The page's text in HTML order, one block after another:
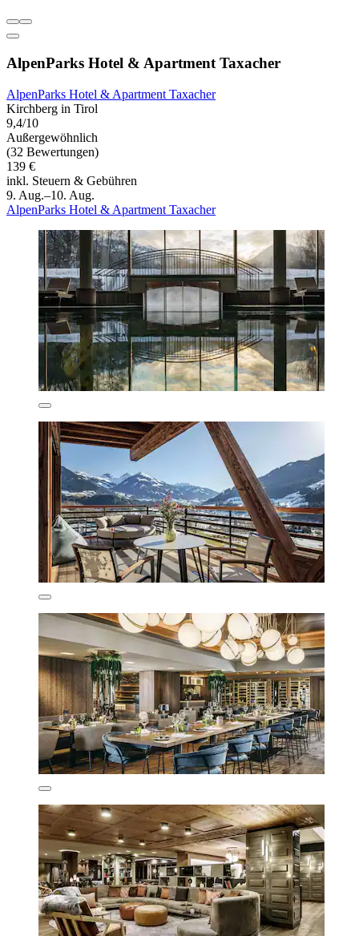
AlpenParks Hotel & Apartment Taxacher
AlpenParks Hotel & Apartment Taxacher
Kirchberg in Tirol
9,4/10
Außergewöhnlich
(32 Bewertungen)
139 €
inkl. Steuern & Gebühren
9. Aug.–10. Aug.
AlpenParks Hotel & Apartment Taxacher